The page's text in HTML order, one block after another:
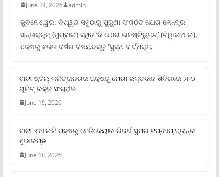
June 24, 2026 admin
ଭୁବନେଶ୍ୱର: ବିଶ୍ୱର ସବୁଠାରୁ ପୁରୁଣା ସଂଗଠିତ ଯୋଗ କେନ୍ଦ୍ର,
ସାନ୍ତାକ୍ରୁଜ୍ (ମୁମ୍ବାଇ) ସ୍ଥିତ ‘ଦି ଯୋଗ ଇନଷ୍ଟିଚ୍ୟୁଟ୍‌’ (ଟିୱାଇଆଇ),
ପକ୍ଷରୁ ଚଳିତ ବର୍ଷର ବିଷୟବସ୍ତୁ “ସୁସ୍ଥ ବାର୍ଦ୍ଧକ୍ୟ
ଟାଟା ଷ୍ଟିଲ୍‌ କଳିଙ୍ଗନଗର ପକ୍ଷରୁ ମେଗା ରକ୍ତଦାନ ଶିବିରରେ ୨୮୦
ୟୁନିଟ୍‌ ରକ୍ତ ସଂଗୃହୀତ
June 19, 2026
ଟାଟା ଏଆଇଜି ପକ୍ଷରୁ ମେଡିକେୟାର ରିଜର୍ଭ ସୁପର ଟପ୍‌-ଅପ୍ ପ୍ଲାନ୍‌ର
ଶୁଭାରମ୍ଭ
June 10, 2026